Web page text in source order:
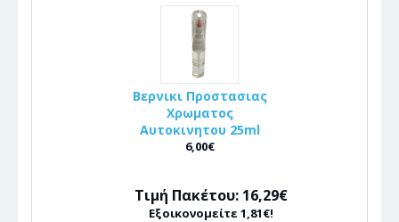
Βερνικι Προστασιας
Χρωματος
Αυτοκινητου 25ml
6,00€
Τιμή Πακέτου: 16,29€
Εξοικονομείτε 1,81€!